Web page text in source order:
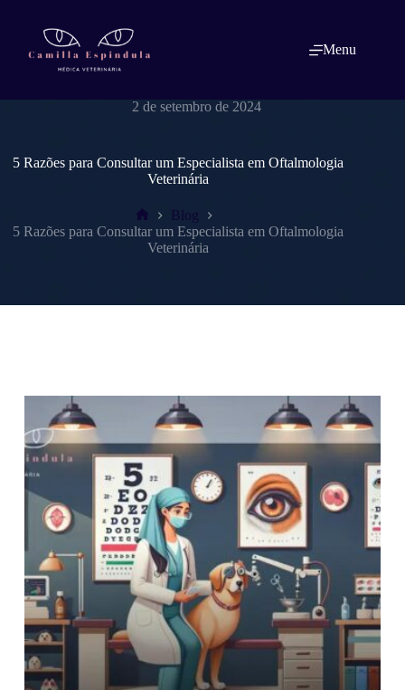
conteúdo
Menu
2 de setembro de 2024
5 Razões para Consultar um Especialista em Oftalmologia
Veterinária
Home
Blog
5 Razões para Consultar um Especialista em Oftalmologia
Veterinária